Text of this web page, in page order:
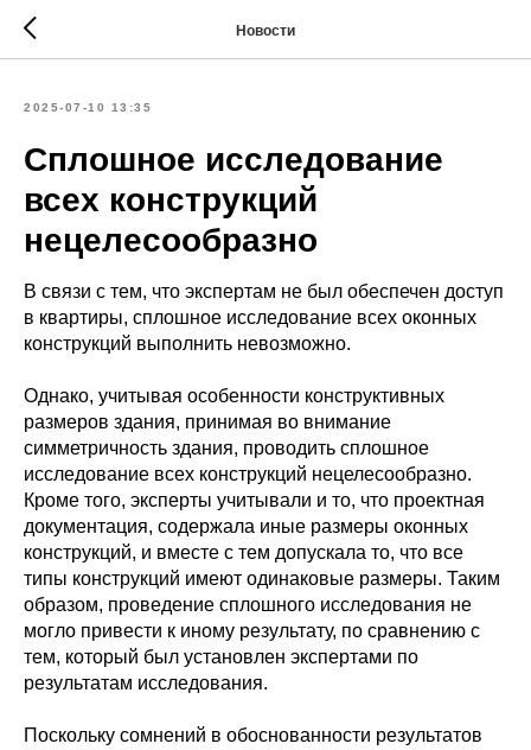
Новости
2025-07-10 13:35
Сплошное исследование
всех конструкций
нецелесообразно
В связи с тем, что экспертам не был обеспечен доступ
в квартиры, сплошное исследование всех оконных
конструкций выполнить невозможно.
Однако, учитывая особенности конструктивных
размеров здания, принимая во внимание
симметричность здания, проводить сплошное
исследование всех конструкций нецелесообразно.
Кроме того, эксперты учитывали и то, что проектная
документация, содержала иные размеры оконных
конструкций, и вместе с тем допускала то, что все
типы конструкций имеют одинаковые размеры. Таким
образом, проведение сплошного исследования не
могло привести к иному результату, по сравнению с
тем, который был установлен экспертами по
результатам исследования.
Поскольку сомнений в обоснованности результатов